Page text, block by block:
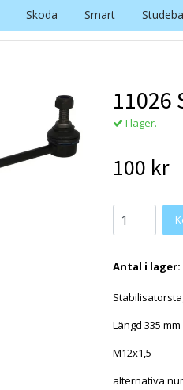
Skoda Smart
11026
I lager.
100 kr
Antal i lager:
Längd 335 mm
M12x1,5
alternativa